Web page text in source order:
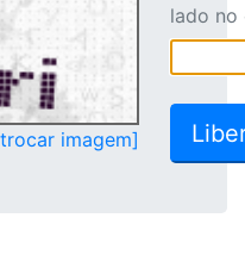
imagem]
lado no